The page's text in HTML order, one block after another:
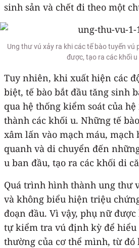
sinh sản và chết đi theo một
Ung thư vú xảy ra khi các tế bào tuyến vú
được, tạo ra các khối u
Tuy nhiên, khi xuất hiện các
biệt, tế bào bắt đầu tăng sinh
qua hệ thống kiểm soát của
thành các khối u. Những tế
xâm lấn vào mạch máu, mạch
quanh và di chuyển đến
u ban đầu, tạo ra các khối di
Quá trình hình thành ung thư
và không biểu hiện triệu
đoạn đầu. Vì vậy, phụ nữ
tự kiểm tra vú định kỳ để
thường của cơ thể mình, từ